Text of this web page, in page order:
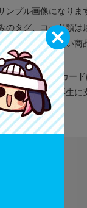
プル画像になりま
のタグ、コード類は
無い限り取り扱い商
外となります。
どのメモリーカー
に関しまして再生